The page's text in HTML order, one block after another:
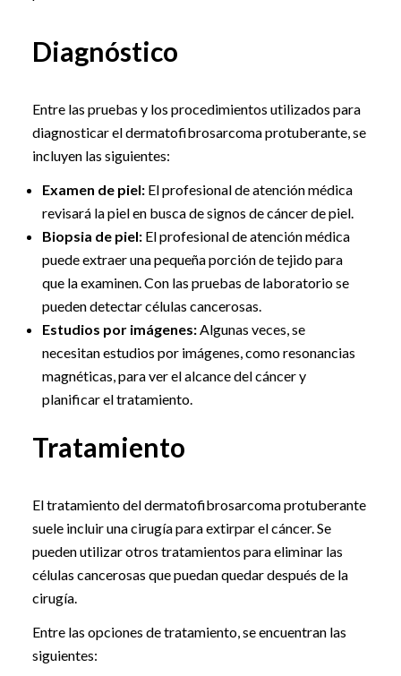
Diagnóstico
Entre las pruebas y los procedimientos utilizados para
diagnosticar el dermatofibrosarcoma protuberante, se
incluyen las siguientes:
Examen de piel: El profesional de atención médica
revisará la piel en busca de signos de cáncer de piel.
Biopsia de piel: El profesional de atención médica
puede extraer una pequeña porción de tejido para
que la examinen. Con las pruebas de laboratorio se
pueden detectar células cancerosas.
Estudios por imágenes:Algunas veces, se
necesitan estudios por imágenes, como resonancias
magnéticas, para ver el alcance del cáncer y
planificar el tratamiento.
Tratamiento
El tratamiento del dermatofibrosarcoma protuberante
suele incluir una cirugía para extirpar el cáncer. Se
pueden utilizar otros tratamientos para eliminar las
células cancerosas que puedan quedar después de la
cirugía.
Entre las opciones de tratamiento, se encuentran las
siguientes: